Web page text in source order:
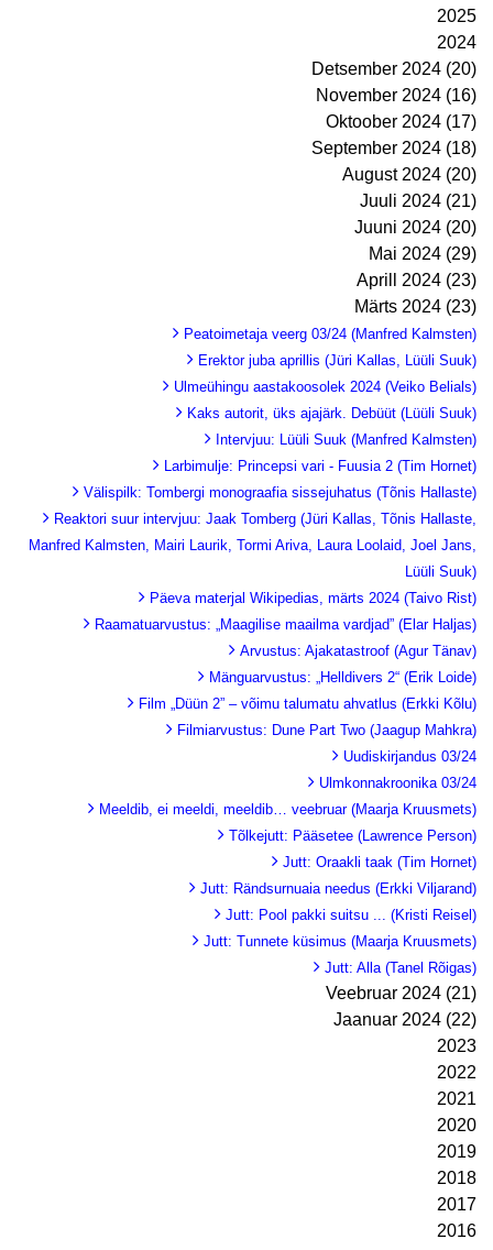
2025
2024
Detsember 2024 (20)
November 2024 (16)
Oktoober 2024 (17)
September 2024 (18)
August 2024 (20)
Juuli 2024 (21)
Juuni 2024 (20)
Mai 2024 (29)
Aprill 2024 (23)
Märts 2024 (23)
Peatoimetaja veerg 03/24 (Manfred Kalmsten)
Erektor juba aprillis (Jüri Kallas, Lüüli Suuk)
Ulmeühingu aastakoosolek 2024 (Veiko Belials)
Kaks autorit, üks ajajärk. Debüüt (Lüüli Suuk)
Intervjuu: Lüüli Suuk (Manfred Kalmsten)
Larbimulje: Princepsi vari - Fuusia 2 (Tim Hornet)
Välispilk: Tombergi monograafia sissejuhatus (Tõnis Hallaste)
Reaktori suur intervjuu: Jaak Tomberg (Jüri Kallas, Tõnis Hallaste,
Manfred Kalmsten, Mairi Laurik, Tormi Ariva, Laura Loolaid, Joel Jans,
Lüüli Suuk)
Päeva materjal Wikipedias, märts 2024 (Taivo Rist)
Raamatuarvustus: „Maagilise maailma vardjad” (Elar Haljas)
Arvustus: Ajakatastroof (Agur Tänav)
Mänguarvustus: „Helldivers 2“ (Erik Loide)
Film „Düün 2” – võimu talumatu ahvatlus (Erkki Kõlu)
Filmiarvustus: Dune Part Two (Jaagup Mahkra)
Uudiskirjandus 03/24
Ulmkonnakroonika 03/24
Meeldib, ei meeldi, meeldib… veebruar (Maarja Kruusmets)
Tõlkejutt: Pääsetee (Lawrence Person)
Jutt: Oraakli taak (Tim Hornet)
Jutt: Rändsurnuaia needus (Erkki Viljarand)
Jutt: Pool pakki suitsu ... (Kristi Reisel)
Jutt: Tunnete küsimus (Maarja Kruusmets)
Jutt: Alla (Tanel Rõigas)
Veebruar 2024 (21)
Jaanuar 2024 (22)
2023
2022
2021
2020
2019
2018
2017
2016